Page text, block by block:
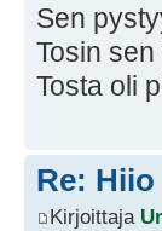
Sen
Tosin
Tosta oli
Re:
Kirjoittaja